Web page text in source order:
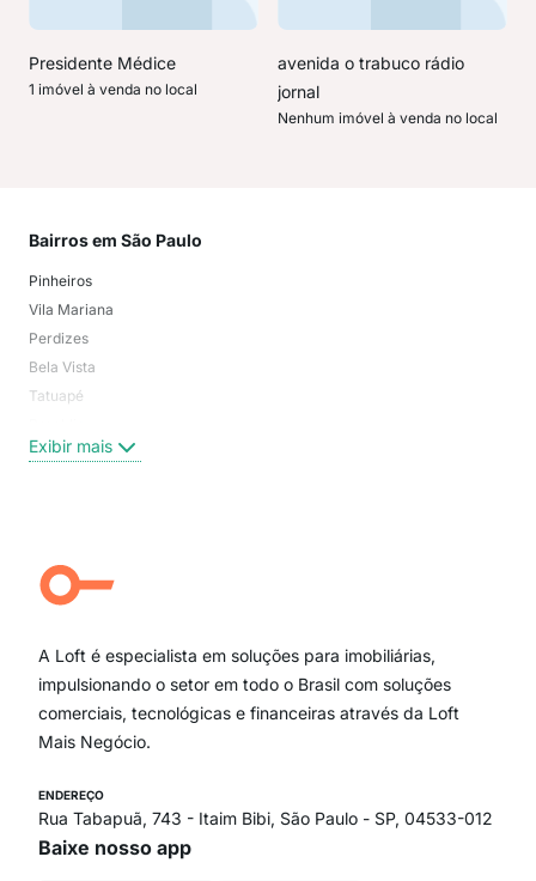
Presidente Médice
1 imóvel à venda no local
avenida o trabuco rádio
jornal
Nenhum imóvel à venda no local
Bairros em São Paulo
Pinheiros
Vila Mariana
Perdizes
Bela Vista
Tatuapé
Centro
Campo Belo
Ipiranga
Paraíso
Itaim Bibi
Exibir mais
A Loft é especialista em soluções para imobiliárias,
impulsionando o setor em todo o Brasil com soluções
comerciais, tecnológicas e financeiras através da Loft
Mais Negócio.
ENDEREÇO
Rua Tabapuã, 743 - Itaim Bibi, São Paulo - SP, 04533-012
Baixe nosso app